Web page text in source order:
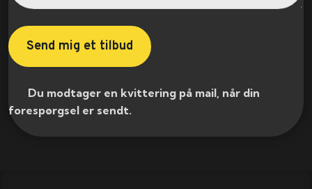
​ Du modtager en kvittering på mail, når din
forespørgsel er sendt.​